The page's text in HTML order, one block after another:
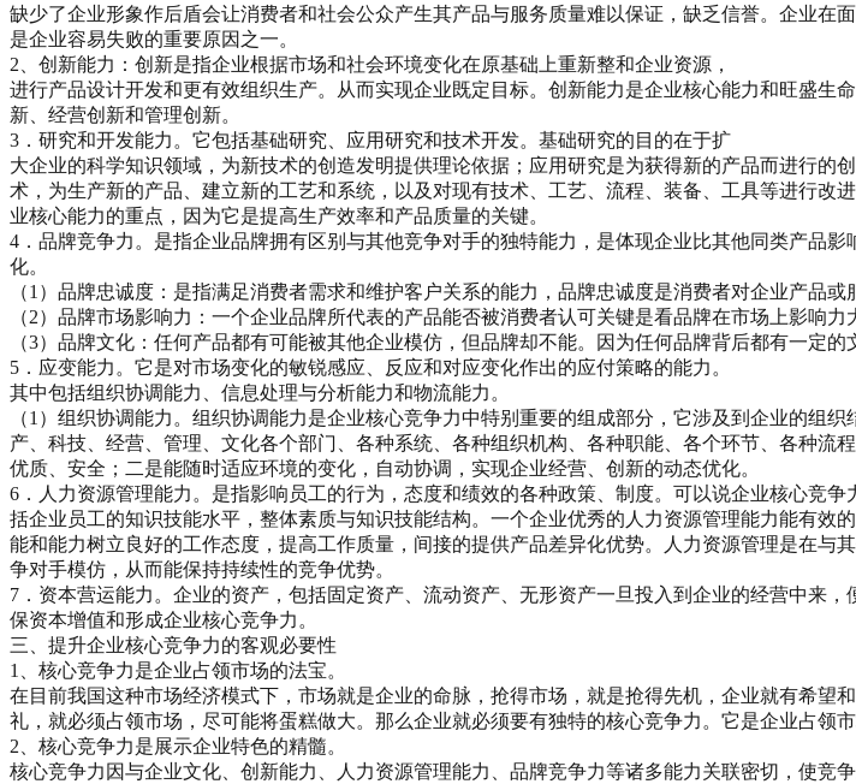
缺少了企业形象作后盾会让消费者和社会公众产生其产品与服务质量难以保证，缺乏信誉。企业
是企业容易失败的重要原因之一。
2、创新能力：创新是指企业根据市场和社会环境变化在原基础上重新整和企业资源，
进行产品设计开发和更有效组织生产。从而实现企业既定目标。创新能力是企业核心能力和旺盛
新、经营创新和管理创新。
3．研究和开发能力。它包括基础研究、应用研究和技术开发。基础研究的目的在于扩
大企业的科学知识领域，为新技术的创造发明提供理论依据；应用研究是为获得新的产品而进行
术，为生产新的产品、建立新的工艺和系统，以及对现有技术、工艺、流程、装备、工具等进行
业核心能力的重点，因为它是提高生产效率和产品质量的关键。
4．品牌竞争力。是指企业品牌拥有区别与其他竞争对手的独特能力，是体现企业比其他同类产品
化。
（1）品牌忠诚度：是指满足消费者需求和维护客户关系的能力，品牌忠诚度是消费者对企业产品
（2）品牌市场影响力：一个企业品牌所代表的产品能否被消费者认可关键是看品牌在市场上影响
（3）品牌文化：任何产品都有可能被其他企业模仿，但品牌却不能。因为任何品牌背后都有一定
5．应变能力。它是对市场变化的敏锐感应、反应和对应变化作出的应付策略的能力。
其中包括组织协调能力、信息处理与分析能力和物流能力。
（1）组织协调能力。组织协调能力是企业核心竞争力中特别重要的组成部分，它涉及到企业的组
产、科技、经营、管理、文化各个部门、各种系统、各种组织机构、各种职能、各个环节、各种流
优质、安全；二是能随时适应环境的变化，自动协调，实现企业经营、创新的动态优化。
6．人力资源管理能力。是指影响员工的行为，态度和绩效的各种政策、制度。可以说企业核心竞
括企业员工的知识技能水平，整体素质与知识技能结构。一个企业优秀的人力资源管理能力能有
能和能力树立良好的工作态度，提高工作质量，间接的提供产品差异化优势。人力资源管理是在
争对手模仿，从而能保持持续性的竞争优势。
7．资本营运能力。企业的资产，包括固定资产、流动资产、无形资产一旦投入到企业的经营中来
保资本增值和形成企业核心竞争力。
三、提升企业核心竞争力的客观必要性
1、核心竞争力是企业占领市场的法宝。
在目前我国这种市场经济模式下，市场就是企业的命脉，抢得市场，就是抢得先机，企业就有希
礼，就必须占领市场，尽可能将蛋糕做大。那么企业就必须要有独特的核心竞争力。它是企业占领
2、核心竞争力是展示企业特色的精髓。
核心竞争力因与企业文化、创新能力、人力资源管理能力、品牌竞争力等诸多能力关联密切，使